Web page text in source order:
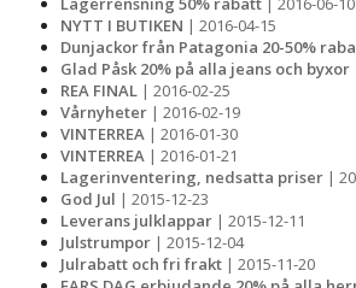
NYTT I BUTIKEN | 2016-04-15
Dunjackor från Patagonia 20-50%
Glad Påsk 20% på alla jeans och byxor
REA FINAL | 2016-02-25
Vårnyheter | 2016-02-19
VINTERREA | 2016-01-30
VINTERREA | 2016-01-21
Lagerinventering, nedsatta priser |
God Jul | 2015-12-23
Leverans julklappar | 2015-12-11
Julstrumpor | 2015-12-04
Julrabatt och fri frakt | 2015-11-20